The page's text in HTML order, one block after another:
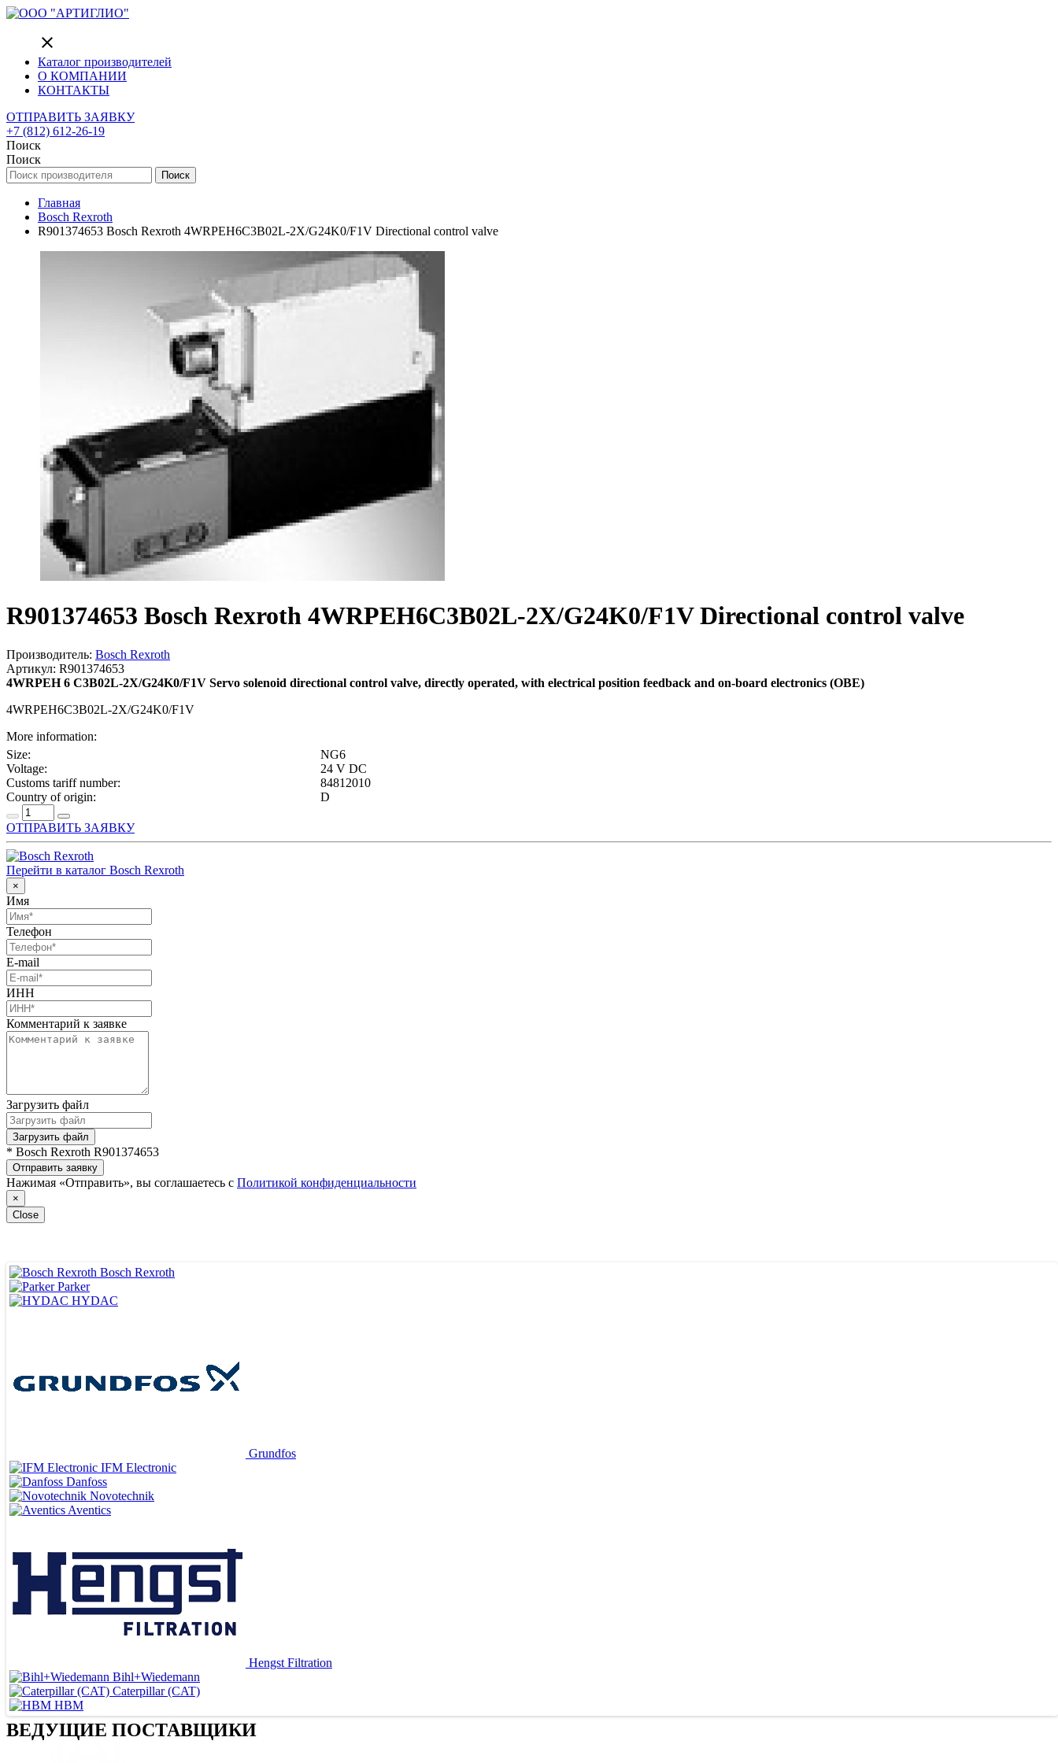
close
Каталог производителей
О КОМПАНИИ
КОНТАКТЫ
ОТПРАВИТЬ ЗАЯВКУ
+7 (812) 612-26-19
Поиск
Поиск
Поиск
Главная
Bosch Rexroth
R901374653 Bosch Rexroth 4WRPEH6C3B02L-2X/G24K0/F1V Directional control valve
R901374653 Bosch Rexroth 4WRPEH6C3B02L-2X/G24K0/F1V Directional control valve
Производитель: Bosch Rexroth
Артикул: R901374653
4WRPEH 6 C3B02L-2X/G24K0/F1V Servo solenoid directional control valve, directly operated, with electrical position feedback and on-board electronics (OBE)
4WRPEH6C3B02L-2X/G24K0/F1V
More information:
Size:
NG6
Voltage:
24 V DC
Customs tariff number:
84812010
Country of origin:
D
ОТПРАВИТЬ ЗАЯВКУ
Перейти в каталог Bosch Rexroth
×
Имя
Телефон
E-mail
ИНН
Комментарий к заявке
Загрузить файл
Загрузить файл
* Bosch Rexroth R901374653
Отправить заявку
Нажимая «Отправить», вы соглашаетесь с Политикой конфиденциальности
×
Close
ВЕДУЩИЕ ПОСТАВЩИКИ
Bosch Rexroth
Parker
HYDAC
Grundfos
IFM Electronic
Danfoss
Novotechnik
Aventics
Hengst Filtration
Bihl+Wiedemann
Caterpillar (CAT)
HBM